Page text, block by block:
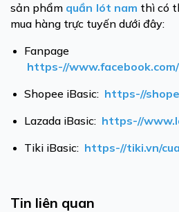
sản phẩm quần lót nam thì có
mua hàng trực tuyến dưới đây:
https-//
Shopee iBasic: https-//
Lazada iBasic: https-//
Tiki iBasic: https-//tiki.vn/
Tin liên quan